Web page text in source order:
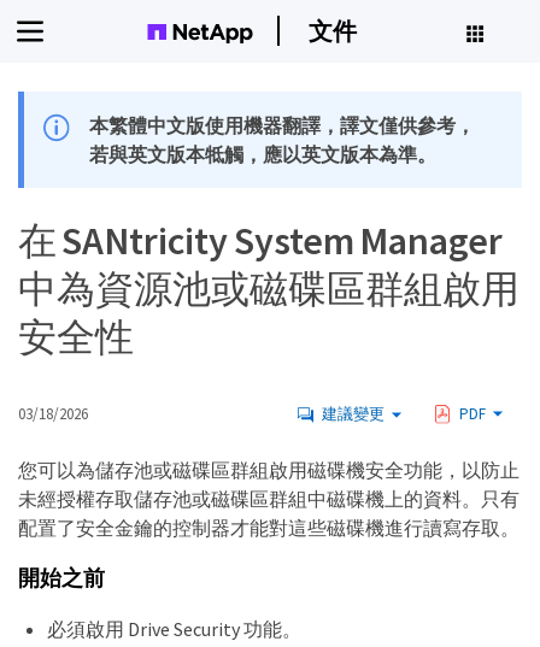
文件
本繁體中文版使用機器翻譯，譯文僅供參考，
若與英文版本牴觸，應以英文版本為準。
在 SANtricity System Manager
中為資源池或磁碟區群組啟用
安全性
03/18/2026 建議變更 PDF
您可以為儲存池或磁碟區群組啟用磁碟機安全功能，以防止
未經授權存取儲存池或磁碟區群組中磁碟機上的資料。只有
配置了安全金鑰的控制器才能對這些磁碟機進行讀寫存取。
開始之前
必須啟用 Drive Security 功能。